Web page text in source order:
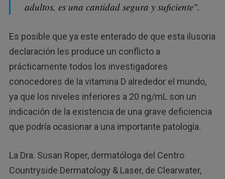
adultos, es una cantidad segura y suficiente".
Es posible que ya este enterado de que esta ilusoria
declaración les produce un conflicto a
prácticamente todos los investigadores
conocedores de la vitamina D alrededor el mundo,
ya que los niveles inferiores a 20 ng/mL son un
indicación de la existencia de una grave deficiencia
que podría ocasionar a una importante patología.
La Dra. Susan Roper, dermatóloga del Centro
Countryside Dermatology & Laser, de Clearwater,